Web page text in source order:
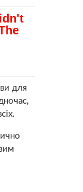
для